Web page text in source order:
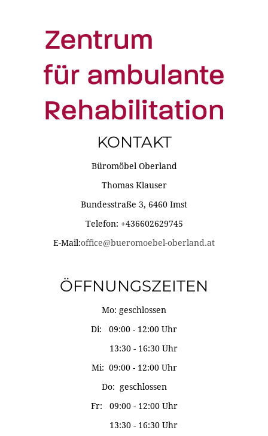
KONTAKT
Büromöbel Oberland
Thomas Klauser
Bundesstraße 3, 6460 Imst
Telefon: +436602629745
E-Mail:office@bueromoebel-oberland.at
ÖFFNUNGSZEITEN
Mo: geschlossen
Di: 09:00 - 12:00 Uhr
13:30 - 16:30 Uhr
Mi: 09:00 - 12:00 Uhr
Do: geschlossen
Fr: 09:00 - 12:00 Uhr
13:30 - 16:30 Uhr